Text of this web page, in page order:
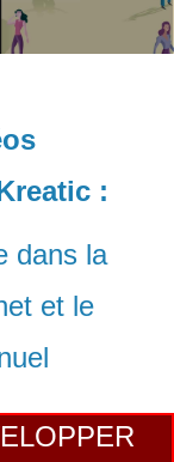
:
dans la
et le